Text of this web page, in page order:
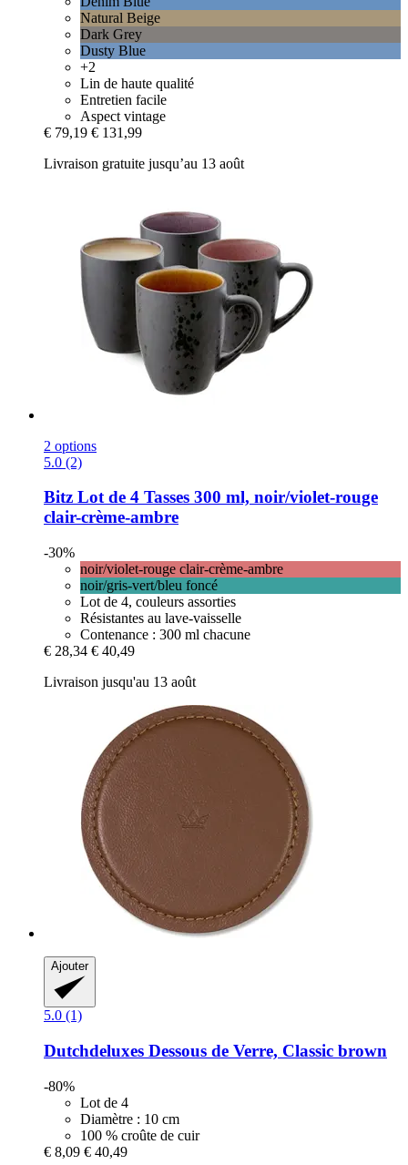
Natural Beige
Dark Grey
Dusty Blue
+2
Lin de haute qualité
Entretien facile
Aspect vintage
€ 79,19 € 131,99
Livraison gratuite jusqu’au 13 août
2 options
5.0 (2)
Bitz Lot de 4 Tasses 300 ml, noir/violet-​rouge
clair-​crème-​ambre
-30%
noir/violet-rouge clair-crème-ambre
noir/gris-vert/bleu foncé
Lot de 4, couleurs assorties
Résistantes au lave-vaisselle
Contenance : 300 ml chacune
€ 28,34 € 40,49
Livraison jusqu'au 13 août
Ajouter
5.0 (1)
Dutchdeluxes Dessous de Verre, Classic brown
-80%
Lot de 4
Diamètre : 10 cm
100 % croûte de cuir
€ 8,09 € 40,49